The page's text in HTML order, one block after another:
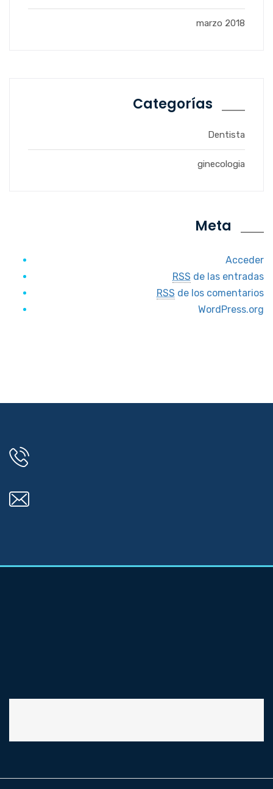
marzo 2018
Categorías
Dentista
ginecologia
Meta
Acceder
RSS de las entradas
RSS de los comentarios
WordPress.org